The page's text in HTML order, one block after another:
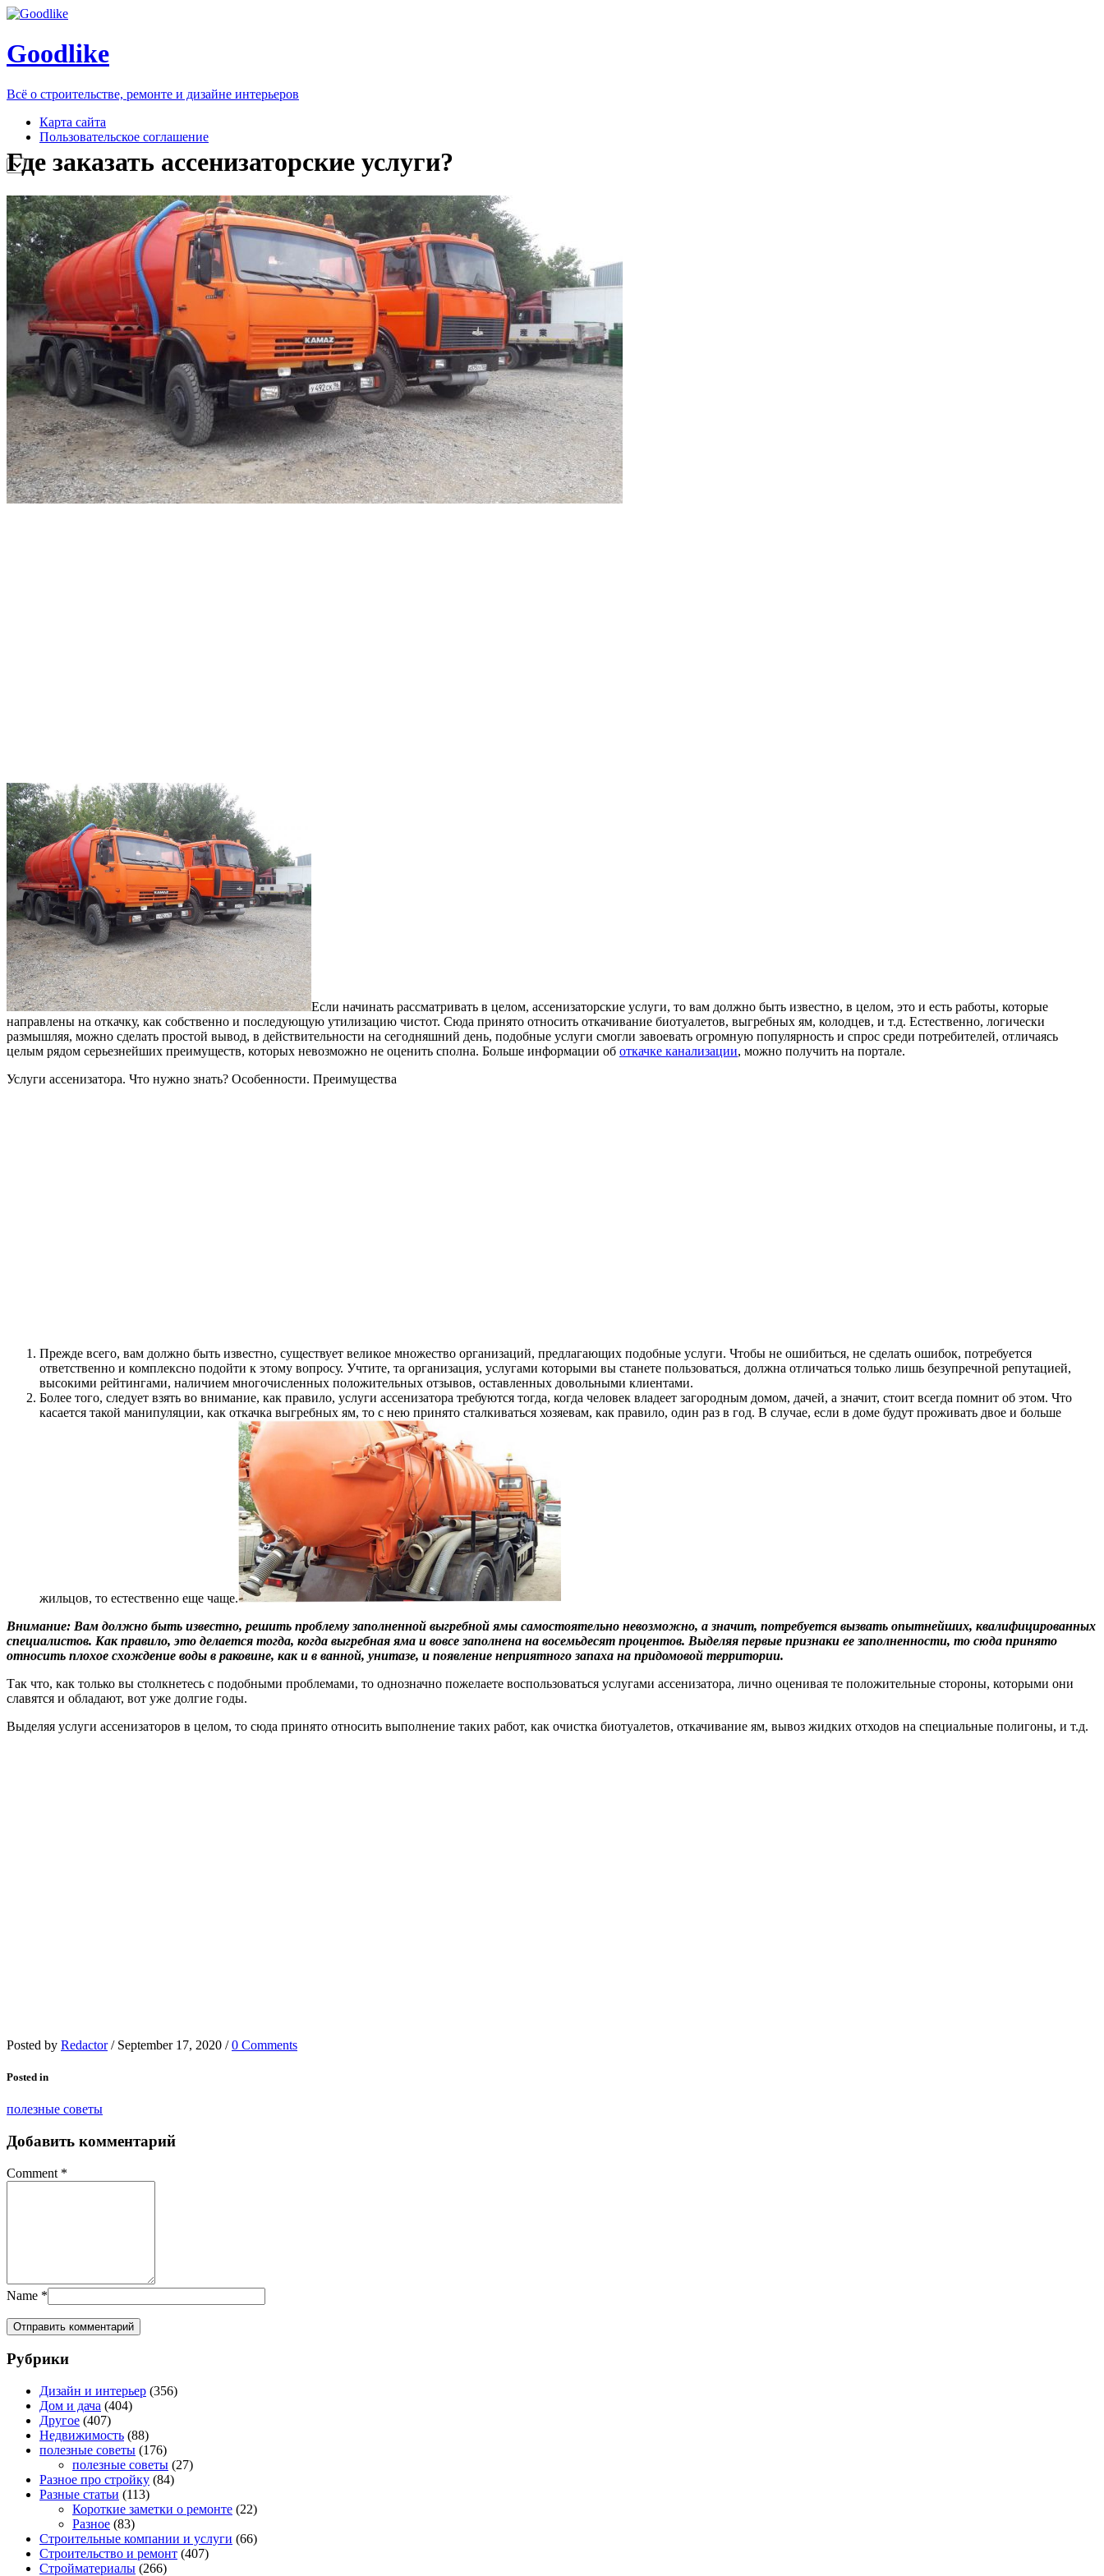
Goodlike
Всё о строительстве, ремонте и дизайне интерьеров
Карта сайта
Пользовательское соглашение
Где заказать ассенизаторские услуги?
Если начинать рассматривать в целом, ассенизаторские услуги, то вам должно быть известно, в целом, это и есть работы, которые
направлены на откачку, как собственно и последующую утилизацию чистот. Сюда принято относить откачивание биотуалетов, выгребных ям, колодцев, и т.д. Естественно, логически
размышляя, можно сделать простой вывод, в действительности на сегодняшний день, подобные услуги смогли завоевать огромную популярность и спрос среди потребителей, отличаясь
целым рядом серьезнейших преимуществ, которых невозможно не оценить сполна. Больше информации об откачке канализации, можно получить на портале.
Услуги ассенизатора. Что нужно знать? Особенности. Преимущества
Прежде всего, вам должно быть известно, существует великое множество организаций, предлагающих подобные услуги. Чтобы не ошибиться, не сделать ошибок, потребуется
ответственно и комплексно подойти к этому вопросу. Учтите, та организация, услугами которыми вы станете пользоваться, должна отличаться только лишь безупречной репутацией,
высокими рейтингами, наличием многочисленных положительных отзывов, оставленных довольными клиентами.
Более того, следует взять во внимание, как правило, услуги ассенизатора требуются тогда, когда человек владеет загородным домом, дачей, а значит, стоит всегда помнит об этом. Что
касается такой манипуляции, как откачка выгребных ям, то с нею принято сталкиваться хозяевам, как правило, один раз в год. В случае, если в доме будут проживать двое и больше
жильцов, то естественно еще чаще.
Внимание: Вам должно быть известно, решить проблему заполненной выгребной ямы самостоятельно невозможно, а значит, потребуется вызвать опытнейших, квалифицированных
специалистов. Как правило, это делается тогда, когда выгребная яма и вовсе заполнена на восемьдесят процентов. Выделяя первые признаки ее заполненности, то сюда принято
относить плохое схождение воды в раковине, как и в ванной, унитазе, и появление неприятного запаха на придомовой территории.
Так что, как только вы столкнетесь с подобными проблемами, то однозначно пожелаете воспользоваться услугами ассенизатора, лично оценивая те положительные стороны, которыми они
славятся и обладают, вот уже долгие годы.
Выделяя услуги ассенизаторов в целом, то сюда принято относить выполнение таких работ, как очистка биотуалетов, откачивание ям, вывоз жидких отходов на специальные полигоны, и т.д.
Posted by Redactor / September 17, 2020 / 0 Comments
Posted in
полезные советы
Добавить комментарий
Comment *
Name *
Рубрики
Дизайн и интерьер (356)
Дом и дача (404)
Другое (407)
Недвижимость (88)
полезные советы (176)
полезные советы (27)
Разное про стройку (84)
Разные статьи (113)
Короткие заметки о ремонте (22)
Разное (83)
Строительные компании и услуги (66)
Строительство и ремонт (407)
Стройматериалы (266)